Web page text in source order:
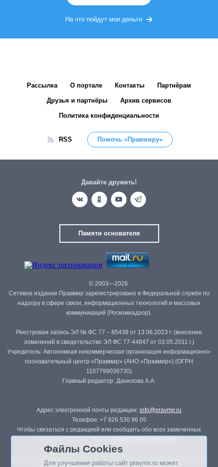
На что пойдут мои деньги
Рассылка О портале Контакты Партнёрам
Друзья и партнёры Архив сервисов
Политика конфиденциальности
RSS Помочь «Правмиру»
Давайте дружить!
Памяти основателя
© 2003—2026.
Сетевое издание Правмир зарегистрировано в Федеральной службе по
надзору в сфере связи, информационных технологий и массовых
коммуникаций (Роскомнадзор).
Реестровая запись ЭЛ № ФС 77 – 85438 от 13.06.2023 г. (внесение
изменений в свидетельство ЭЛ ФС 77-44847 от 03.05.2011 г.)
Учредитель: Автономная некоммерческая организация информационно-
познавательный центр «Правмир» (АНО «Правмир») (ОГРН
1107799036730)
Главный редактор: Данилова А.А.
Адрес электронной почты редакции: info@pravmir.ru
Телефон: +7 926 530 96 05
Чтобы связаться с редакцией или сообщить обо всех замеченных
Републикация материалов сайта в печатных изданиях (книгах, прессе)
Файлы Cookies
Для улучшения работы сайт pravmir.ru может